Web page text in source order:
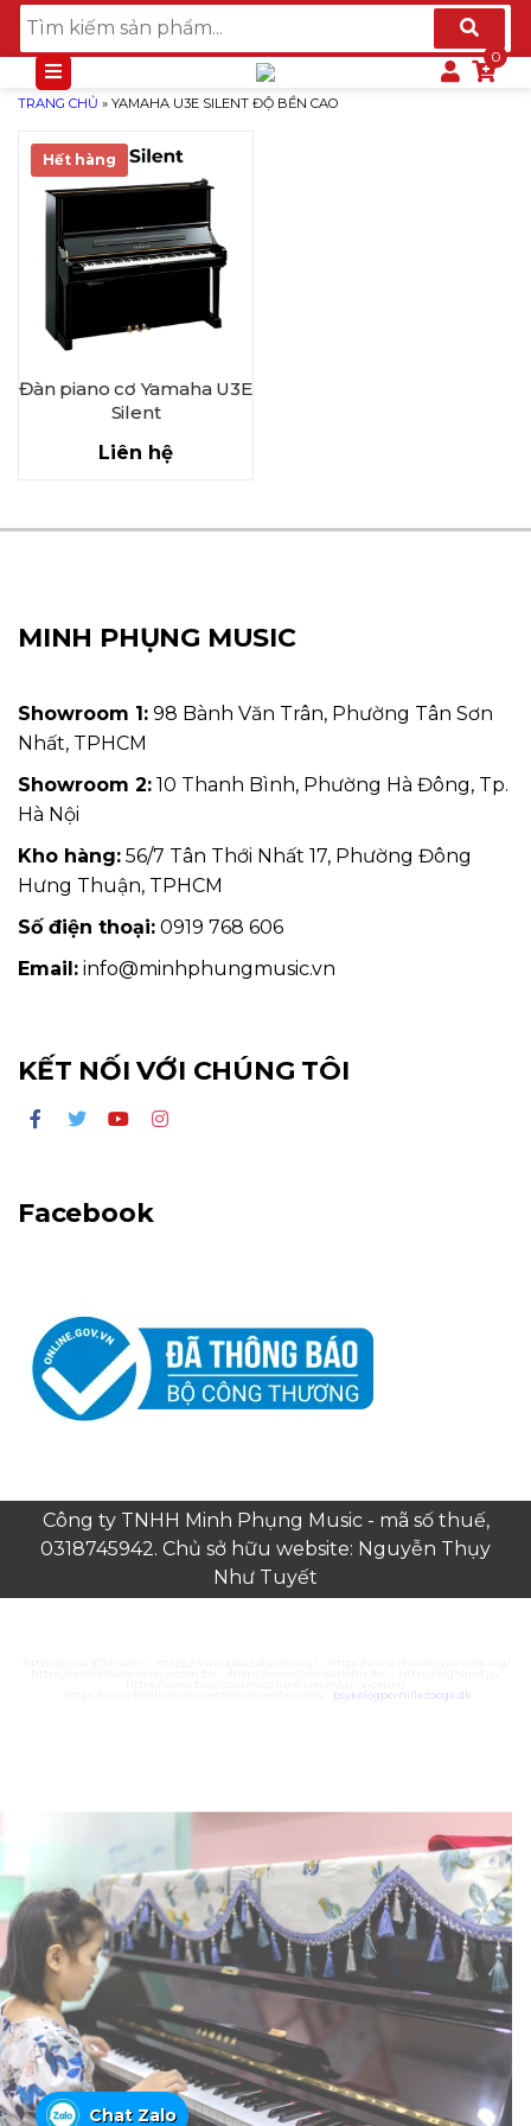
TRANG CHỦ » YAMAHA U3E SILENT ĐỘ BỀN CAO
Hết hàng
Đàn piano cơ Yamaha U3E
Silent
Liên hệ
MINH PHỤNG MUSIC
Showroom 1: 98 Bành Văn Trân, Phường Tân Sơn
Nhất, TPHCM
Showroom 2: 10 Thanh Bình, Phường Hà Đông, Tp.
Hà Nội
Kho hàng: 56/7 Tân Thới Nhất 17, Phường Đông
Hưng Thuận, TPHCM
Số điện thoại: 0919 768 606
Email: info@minhphungmusic.vn
KẾT NỐI VỚI CHÚNG TÔI
Facebook
Công ty TNHH Minh Phụng Music - mã số thuế,
0318745942. Chủ sở hữu website: Nguyễn Thụy
Như Tuyết
Chat Zalo
psykologpernillezoega.dk